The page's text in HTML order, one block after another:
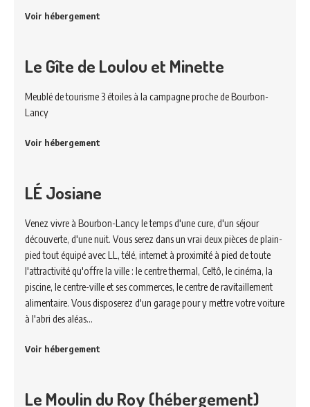
Voir hébergement
Le Gîte de Loulou et Minette
Meublé de tourisme 3 étoiles à la campagne proche de Bourbon-
Lancy
Voir hébergement
LÉ Josiane
Venez vivre à Bourbon-Lancy le temps d'une cure, d'un séjour
découverte, d'une nuit. Vous serez dans un vrai deux pièces de plain-
pied tout équipé avec LL, télé, internet à proximité à pied de toute
l'attractivité qu'offre la ville : le centre thermal, Celtô, le cinéma, la
piscine, le centre-ville et ses commerces, le centre de ravitaillement
alimentaire. Vous disposerez d'un garage pour y mettre votre voiture
à l'abri des aléas…
Voir hébergement
Le Moulin du Roy (hébergement)